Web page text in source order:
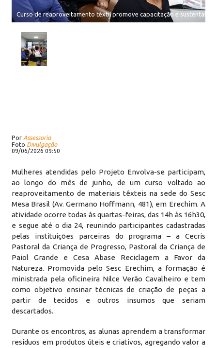
Curso de reaproveitamento têxtil promove capacitação e
Por Assessoria
Foto Divulgação
09/06/2026 09:50
Mulheres atendidas pelo Projeto Envolva-se participam,
ao longo do mês de junho, de um curso voltado ao
reaproveitamento de materiais têxteis na sede do Sesc
Mesa Brasil (Av. Germano Hoffmann, 481), em Erechim. A
atividade ocorre todas às quartas-feiras, das 14h às 16h30,
e segue até o dia 24, reunindo participantes cadastradas
pelas instituições parceiras do programa – a Cecris
Pastoral da Criança de Progresso, Pastoral da Criança de
Paiol Grande e Cesa Abase Reciclagem a Favor da
Natureza. Promovida pelo Sesc Erechim, a formação é
ministrada pela oficineira Nilce Verão Cavalheiro e tem
como objetivo ensinar técnicas de criação de peças a
partir de tecidos e outros insumos que seriam
descartados.
Durante os encontros, as alunas aprendem a transformar
resíduos em produtos úteis e criativos, agregando valor a